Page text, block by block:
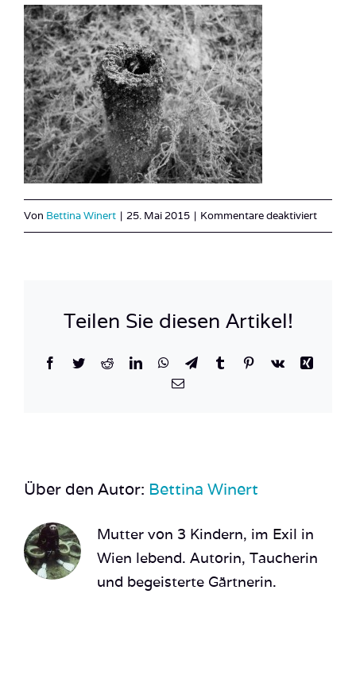
Von Bettina Winert | 25. Mai 2015 | Kommentare deaktiviertfür
Teilen Sie diesen Artikel!
Facebook
TwitterRedditLinkedInWhatsApp
TelegramTumblrPinterest
Vk
Xing
E-
Über den Autor: Bettina Winert
Mutter von 3 Kindern, im Exil in
Wien lebend. Autorin, Taucherin
und begeisterte Gärtnerin.